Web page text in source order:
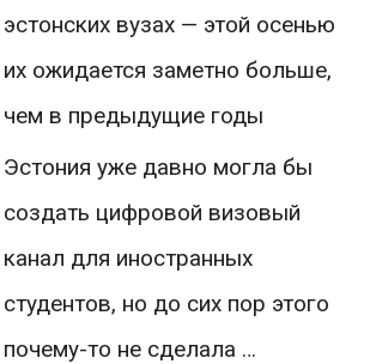
эстонских вузах — этой осенью
их ожидается заметно больше,
чем в предыдущие годы
Эстония уже давно могла бы
создать цифровой визовый
канал для иностранных
студентов, но до сих пор этого
почему-то не сделала …